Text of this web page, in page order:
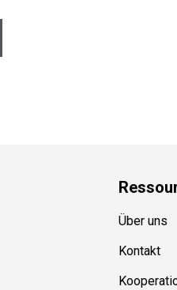
Über uns
Kontakt